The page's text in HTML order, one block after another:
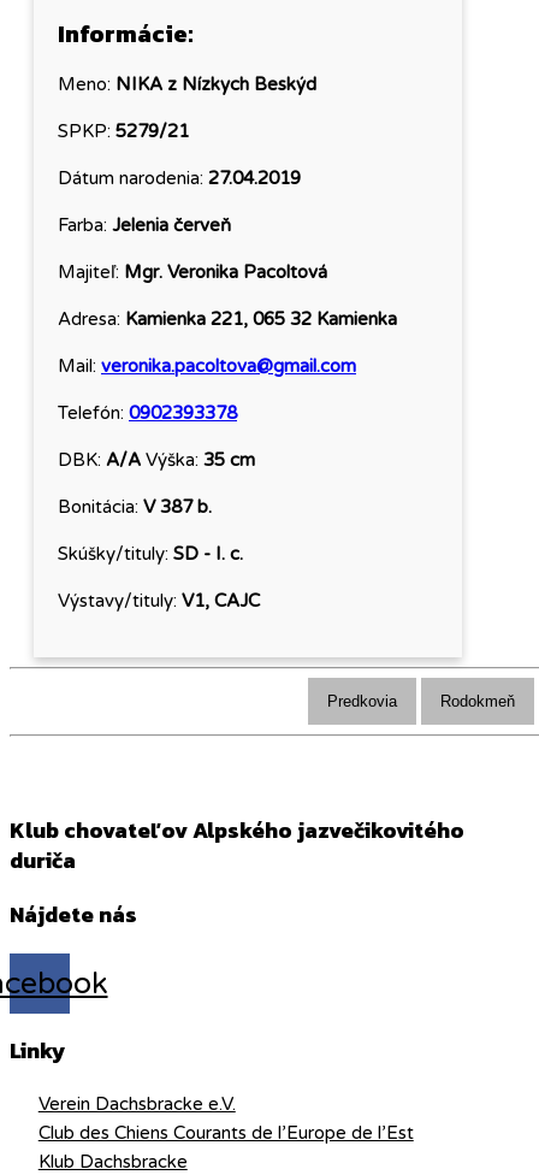
Informácie:
Meno: NIKA z Nízkych Beskýd
SPKP: 5279/21
Dátum narodenia: 27.04.2019
Farba: Jelenia červeň
Majiteľ: Mgr. Veronika Pacoltová
Adresa: Kamienka 221, 065 32 Kamienka
Mail: veronika.pacoltova@gmail.com
Telefón: 0902393378
DBK: A/A Výška: 35 cm
Bonitácia: V 387 b.
Skúšky/tituly: SD - I. c.
Výstavy/tituly: V1, CAJC
Predkovia Rodokmeň
Klub chovateľov Alpského jazvečikovitého
duriča
Nájdete nás
Linky
Verein Dachsbracke e.V.
Club des Chiens Courants de l’Europe de l’Est
Klub Dachsbracke